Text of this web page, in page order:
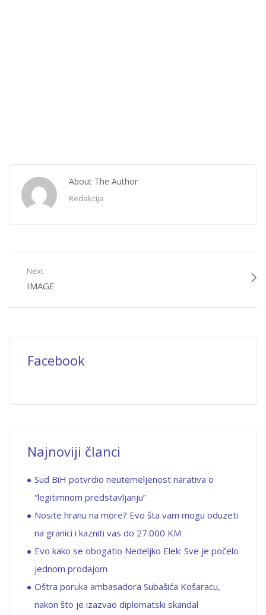
About The Author
Redakcija
Next
IMAGE
Facebook
Najnoviji članci
Sud BiH potvrdio neutemeljenost narativa o
“legitimnom predstavljanju”
Nosite hranu na more? Evo šta vam mogu oduzeti
na granici i kazniti vas do 27.000 KM
Evo kako se obogatio Nedeljko Elek: Sve je počelo
jednom prodajom
Oštra poruka ambasadora Subašića Košaracu,
nakon što je izazvao diplomatski skandal